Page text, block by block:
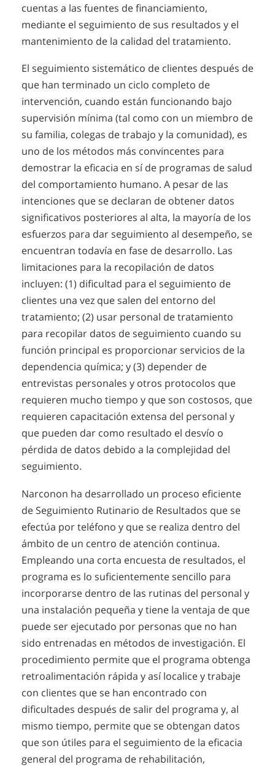
cuentas a las fuentes de financiamiento,
mediante el seguimiento de sus resultados y el
mantenimiento de la calidad del tratamiento.
El seguimiento sistemático de clientes después de
que han terminado un ciclo completo de
intervención, cuando están funcionando bajo
supervisión mínima (tal como con un miembro de
su familia, colegas de trabajo y la comunidad), es
uno de los métodos más convincentes para
demostrar la eficacia en sí de programas de salud
del comportamiento humano. A pesar de las
intenciones que se declaran de obtener datos
significativos posteriores al alta, la mayoría de los
esfuerzos para dar seguimiento al desempeño, se
encuentran todavía en fase de desarrollo. Las
limitaciones para la recopilación de datos
incluyen: (1) dificultad para el seguimiento de
clientes una vez que salen del entorno del
tratamiento; (2) usar personal de tratamiento
para recopilar datos de seguimiento cuando su
función principal es proporcionar servicios de la
dependencia química; y (3) depender de
entrevistas personales y otros protocolos que
requieren mucho tiempo y que son costosos, que
requieren capacitación extensa del personal y
que pueden dar como resultado el desvío o
pérdida de datos debido a la complejidad del
seguimiento.
Narconon ha desarrollado un proceso eficiente
de Seguimiento Rutinario de Resultados que se
efectúa por teléfono y que se realiza dentro del
ámbito de un centro de atención continua.
Empleando una corta encuesta de resultados, el
programa es lo suficientemente sencillo para
incorporarse dentro de las rutinas del personal y
una instalación pequeña y tiene la ventaja de que
puede ser ejecutado por personas que no han
sido entrenadas en métodos de investigación. El
procedimiento permite que el programa obtenga
retroalimentación rápida y así localice y trabaje
con clientes que se han encontrado con
dificultades después de salir del programa y, al
mismo tiempo, permite que se obtengan datos
que son útiles para el seguimiento de la eficacia
general del programa de rehabilitación,